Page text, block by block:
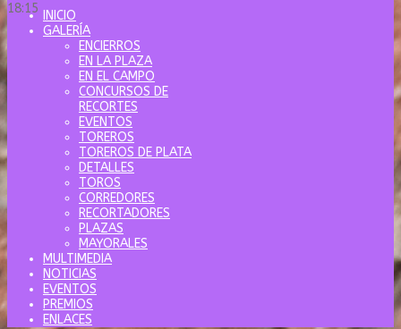
18:15
INICIO
GALERÍA
ENCIERROS
EN LA PLAZA
EN EL CAMPO
CONCURSOS DE
RECORTES
EVENTOS
TOREROS
TOREROS DE PLATA
DETALLES
TOROS
CORREDORES
RECORTADORES
PLAZAS
MAYORALES
MULTIMEDIA
NOTICIAS
EVENTOS
PREMIOS
ENLACES